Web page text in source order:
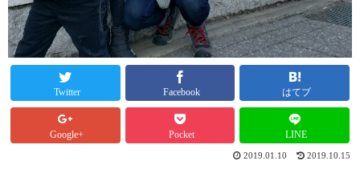
Twitter Facebook はてブ
Google+ Pocket LINE
2019.01.10 2019.10.15